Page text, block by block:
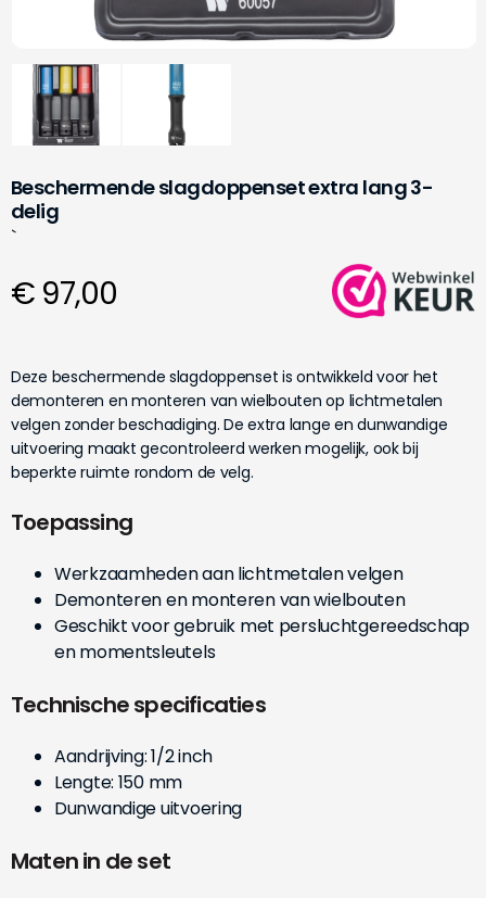
Beschermende slagdoppenset extra lang 3-
delig
`
€ 97,00
Deze beschermende slagdoppenset is ontwikkeld voor het
demonteren en monteren van wielbouten op lichtmetalen
velgen zonder beschadiging. De extra lange en dunwandige
uitvoering maakt gecontroleerd werken mogelijk, ook bij
beperkte ruimte rondom de velg.
Toepassing
Werkzaamheden aan lichtmetalen velgen
Demonteren en monteren van wielbouten
Geschikt voor gebruik met persluchtgereedschap
en momentsleutels
Technische specificaties
Aandrijving: 1/2 inch
Lengte: 150 mm
Dunwandige uitvoering
Maten in de set